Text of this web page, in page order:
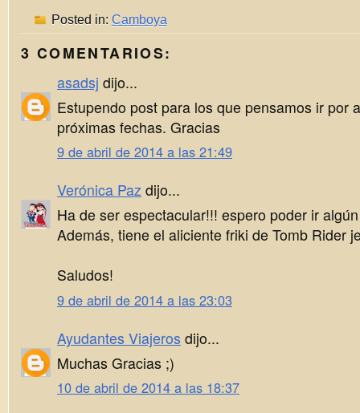
Posted in: Camboya
3 COMENTARIOS:
asadsj dijo...
Estupendo post para los que pensamos ir por
próximas fechas. Gracias
9 de abril de 2014 a las 21:49
Verónica Paz dijo...
Ha de ser espectacular!!! espero poder ir
Además, tiene el aliciente friki de Tomb Rider
Saludos!
9 de abril de 2014 a las 23:03
Ayudantes Viajeros dijo...
Muchas Gracias ;)
10 de abril de 2014 a las 18:37